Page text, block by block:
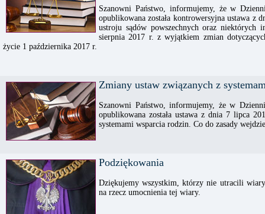
Szanowni Państwo, informujemy, że w
opublikowana została kontrowersyjna ustawa
ustroju sądów powszechnych oraz
sierpnia 2017 r. z wyjątkiem zmian
życie 1 października 2017 r.
Zmiany ustaw związanych z
Szanowni Państwo, informujemy, że w
opublikowana została ustawa z dnia 7 lipca
systemami wsparcia rodzin. Co do zasady
Podziękowania
Dziękujemy wszystkim, którzy nie utracili
na rzecz umocnienia tej wiary.